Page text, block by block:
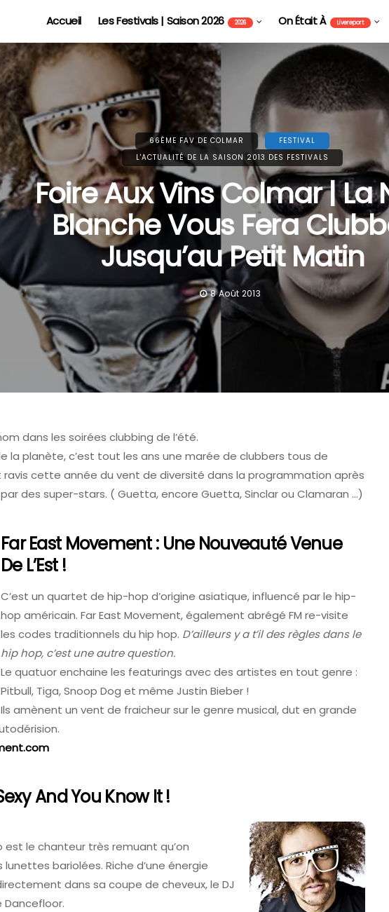
Accueil Les Festivals | Saison 2026 2026 On Était À Livereport
66ÈME FAV DE COLMAR
FESTIVAL
L'ACTUALITÉ DE LA SAISON 2013 DES FESTIVALS
Foire Aux Vins Colmar | La
Blanche Vous Fera
Jusqu’au Petit Matin
8 Août 2013
dans les soirées clubbing de l’été.
la planète, c’est tout les ans une marée de clubbers tous de
ravis cette année du vent de diversité dans la programmation après
des super-stars. ( Guetta, encore Guetta, Sinclar ou Clamaran …)
Far East Movement : Une Nouveauté Venue
De L’Est !
C’est un quartet de hip-hop d’origine asiatique, influencé par le hip-
hop américain. Far East Movement, également abrégé FM re-visite
les codes traditionnels du hip hop. D’ailleurs y a t’il des règles dans le
hip hop, c’est une autre question.
Le quatuor enchaine les featurings avec des artistes en tout genre :
Pitbull, Tiga, Snoop Dog et même Justin Bieber !
Ils amènent un vent de fraicheur sur le genre musical, dut en grande
And You Know It !
est le chanteur très remuant qu’on
bariolées. Riche d’une énergie
dans sa coupe de cheveux, le DJ
FOIRE AUX VINS D'ALSACE DE COLMAR - FAVCOLMAR
FAV 2026 : Le Guide Pratique
De La Foire Aux Vins De
Colmar
31 Juillet 2026
TOMORROWLAND
Billetterie Et Ce Que L’on
Sait Déjà
6 Août 2026